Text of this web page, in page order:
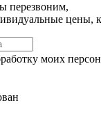
перезвоним,
цены,
моих